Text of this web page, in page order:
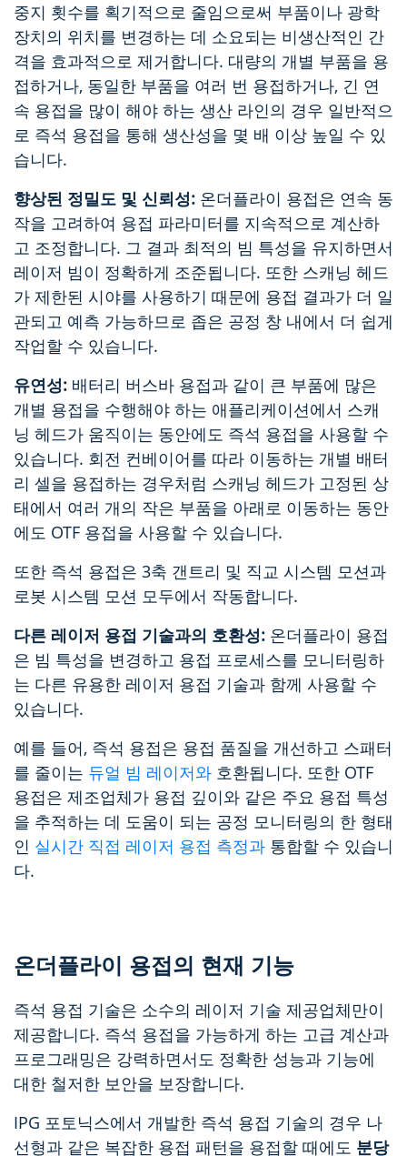
중지 횟수를 획기적으로 줄임으로써 부품이나 광학
장치의 위치를 변경하는 데 소요되는 비생산적인 간
격을 효과적으로 제거합니다. 대량의 개별 부품을 용
접하거나, 동일한 부품을 여러 번 용접하거나, 긴 연
속 용접을 많이 해야 하는 생산 라인의 경우 일반적으
로 즉석 용접을 통해 생산성을 몇 배 이상 높일 수 있
습니다.
향상된 정밀도 및 신뢰성: 온더플라이 용접은 연속 동
작을 고려하여 용접 파라미터를 지속적으로 계산하
고 조정합니다. 그 결과 최적의 빔 특성을 유지하면서
레이저 빔이 정확하게 조준됩니다. 또한 스캐닝 헤드
가 제한된 시야를 사용하기 때문에 용접 결과가 더 일
관되고 예측 가능하므로 좁은 공정 창 내에서 더 쉽게
작업할 수 있습니다.
유연성: 배터리 버스바 용접과 같이 큰 부품에 많은
개별 용접을 수행해야 하는 애플리케이션에서 스캐
닝 헤드가 움직이는 동안에도 즉석 용접을 사용할 수
있습니다. 회전 컨베이어를 따라 이동하는 개별 배터
리 셀을 용접하는 경우처럼 스캐닝 헤드가 고정된 상
태에서 여러 개의 작은 부품을 아래로 이동하는 동안
에도 OTF 용접을 사용할 수 있습니다.
또한 즉석 용접은 3축 갠트리 및 직교 시스템 모션과
로봇 시스템 모션 모두에서 작동합니다.
다른 레이저 용접 기술과의 호환성: 온더플라이 용접
은 빔 특성을 변경하고 용접 프로세스를 모니터링하
는 다른 유용한 레이저 용접 기술과 함께 사용할 수
있습니다.
예를 들어, 즉석 용접은 용접 품질을 개선하고 스패터
를 줄이는 듀얼 빔 레이저와 호환됩니다. 또한 OTF
용접은 제조업체가 용접 깊이와 같은 주요 용접 특성
을 추적하는 데 도움이 되는 공정 모니터링의 한 형태
인 실시간 직접 레이저 용접 측정과 통합할 수 있습니
다.
온더플라이 용접의 현재 기능
즉석 용접 기술은 소수의 레이저 기술 제공업체만이
제공합니다. 즉석 용접을 가능하게 하는 고급 계산과
프로그래밍은 강력하면서도 정확한 성능과 기능에
대한 철저한 보안을 보장합니다.
IPG 포토닉스에서 개발한 즉석 용접 기술의 경우 나
선형과 같은 복잡한 용접 패턴을 용접할 때에도 분당